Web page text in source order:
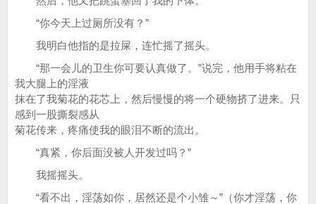
“你今天上过厕所没有？”
我明白他指的是拉屎，连忙摇了摇头。
“那一会儿的卫生你可要认真做了。”说完，他用手将粘在
我大腿上的淫液
抹在了我菊花的花芯上，然后慢慢的将一个硬物挤了进来。只
感到一股撕裂感从
菊花传来，疼痛使我的眼泪不断的流出。
“真紧，你后面没被人开发过吗？”
我摇摇头。
“看不出，淫荡如你，居然还是个小雏～”（你才淫荡，你